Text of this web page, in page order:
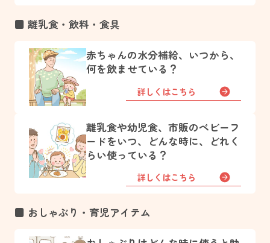
■ 離乳食・飲料・食具
赤ちゃんの水分補給、いつから、
何を飲ませている？
詳しくはこちら
離乳食や幼児食、市販のベビーフ
ードをいつ、どんな時に、どれく
らい使っている？
詳しくはこちら
■ おしゃぶり・育児アイテム